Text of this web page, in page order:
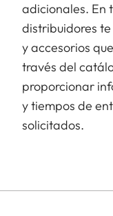
adicionales. En
distribuidores
y accesorios
través del
proporcionar
y tiempos de
solicitados.